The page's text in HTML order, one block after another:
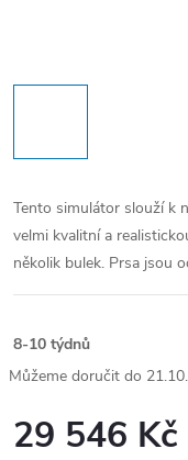
Tento simulátor slouží k
velmi kvalitní a
několik bulek. Prsa jsou
8-10 týdnů
29 546 Kč